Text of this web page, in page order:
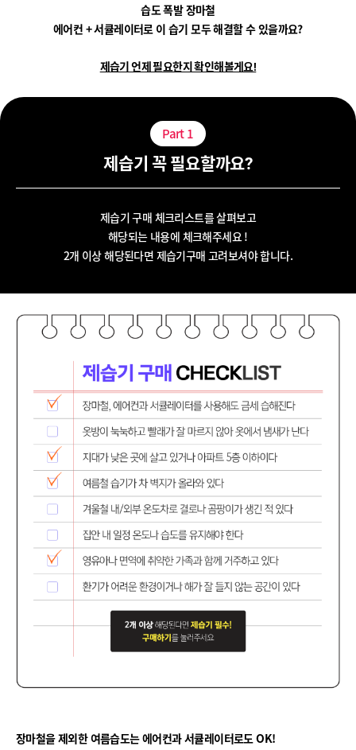
습도 폭발 장마철
에어컨 + 서큘레이터로 이 습기 모두 해결할 수 있을까요?
제습기 언제 필요한지 확인해볼게요!
Part1
제습기 꼭 필요할까요?
제습기 구매 체크리스트를 살펴보고
해당되는 내용에 체크해주세요 !
2개 이상 해당된다면 제습기구매 고려보셔야 합니다.
장마철을 제외한 여름습도는 에어컨과 서큘레이터로도 OK!